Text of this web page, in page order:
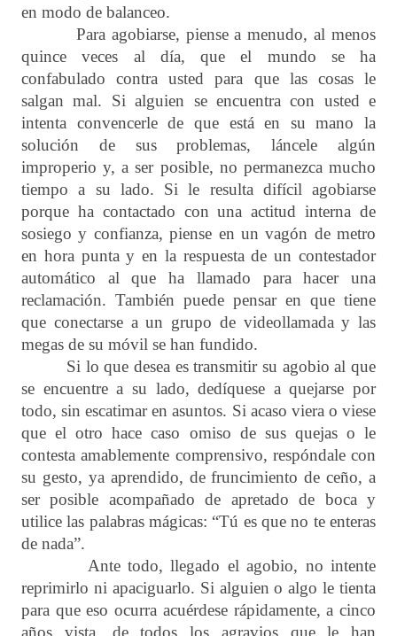
en modo de balanceo.
Para agobiarse, piense a menudo, al menos
quince veces al día, que el mundo se ha
confabulado contra usted para que las cosas le
salgan mal. Si alguien se encuentra con usted e
intenta convencerle de que está en su mano la
solución de sus problemas, láncele algún
improperio y, a ser posible, no permanezca mucho
tiempo a su lado. Si le resulta difícil agobiarse
porque ha contactado con una actitud interna de
sosiego y confianza, piense en un vagón de metro
en hora punta y en la respuesta de un contestador
automático al que ha llamado para hacer una
reclamación. También puede pensar en que tiene
que conectarse a un grupo de videollamada y las
megas de su móvil se han fundido.
Si lo que desea es transmitir su agobio al que
se encuentre a su lado, dedíquese a quejarse por
todo, sin escatimar en asuntos. Si acaso viera o viese
que el otro hace caso omiso de sus quejas o le
contesta amablemente comprensivo, respóndale con
su gesto, ya aprendido, de fruncimiento de ceño, a
ser posible acompañado de apretado de boca y
utilice las palabras mágicas: “Tú es que no te enteras
de nada”.
Ante todo, llegado el agobio, no intente
reprimirlo ni apaciguarlo. Si alguien o algo le tienta
para que eso ocurra acuérdese rápidamente, a cinco
años vista, de todos los agravios que le han